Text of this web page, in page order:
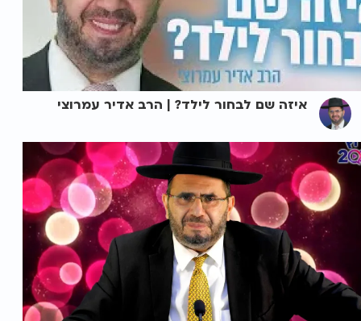
איזה שם לבחור לילד? | הרב אדיר עמרוצי